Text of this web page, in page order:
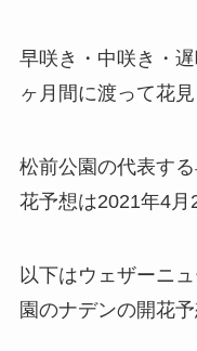
早咲き・中咲き・遅
ヶ月間に渡って花
松前公園の代表す
花予想は2021年4月
以下はウェザーニ
園のナデンの開花予